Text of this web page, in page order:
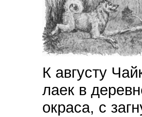
К августу
лаек в
окраса, с